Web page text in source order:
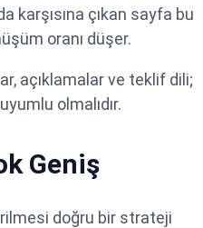
karşısına çıkan sayfa bu
oranı düşer.
açıklamalar ve teklif dili;
olmalıdır.
Geniş
doğru bir strateji